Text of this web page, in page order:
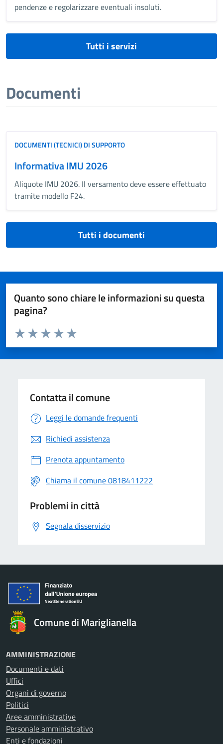
pendenze e regolarizzare eventuali insoluti.
Tutti i servizi
Documenti
DOCUMENTI (TECNICI) DI SUPPORTO
Informativa IMU 2026
Aliquote IMU 2026. Il versamento deve essere effettuato
tramite modello F24.
Tutti i documenti
Quanto sono chiare le informazioni su questa
pagina?
Valuta da 1 a 5 stelle la pagina
Valuta 5 stelle su 5
Valuta 4 stelle su 5
Valuta 3 stelle su 5
Valuta 2 stelle su 5
Valuta 1 stelle su 5
Contatta il comune
Leggi le domande frequenti
Richiedi assistenza
Prenota appuntamento
Chiama il comune 0818411222
Problemi in città
Segnala disservizio
Comune di Mariglianella
AMMINISTRAZIONE
Documenti e dati
Uffici
Organi di governo
Politici
Aree amministrative
Personale amministrativo
Enti e fondazioni